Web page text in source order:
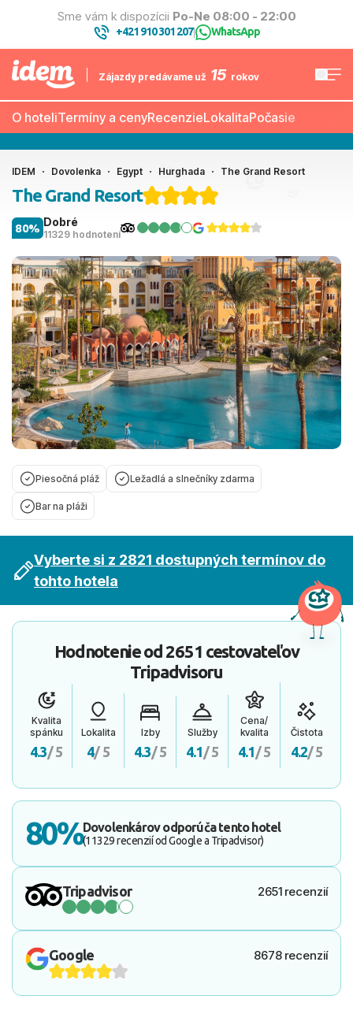
Sme vám k dispozícii Po-Ne 08:00 - 22:00
+421 910 301 207| WhatsApp
Zájazdy predávame už 15 rokov
O hoteliTermíny a cenyRecenzieLokalitaPočasie
IDEM Dovolenka Egypt Hurghada The Grand Resort
The Grand Resort
Dobré
11329 hodnotení
80%
Piesočná pláž Ležadlá a slnečníky zdarma
Bar na pláži
Vyberte si z 2821 dostupných termínov do
tohto hotela
Hodnotenie od2651 cestovateľov
Tripadvisoru
Kvalita
spánku
4.3/ 5
Lokalita
4/ 5
Izby
4.3/ 5
Služby
4.1/ 5
Cena/
kvalita
4.1/ 5
Čistota
4.2/ 5
80%Dovolenkárov odporúča tento hotel
(11329 recenzií od Google a Tripadvisor)
Tripadvisor 2651 recenzií
Google 8678 recenzií